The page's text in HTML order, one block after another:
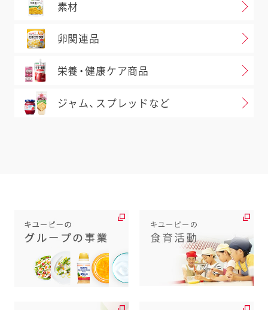
素材
卵関連品
栄養・健康ケア商品
ジャム、スプレッドなど